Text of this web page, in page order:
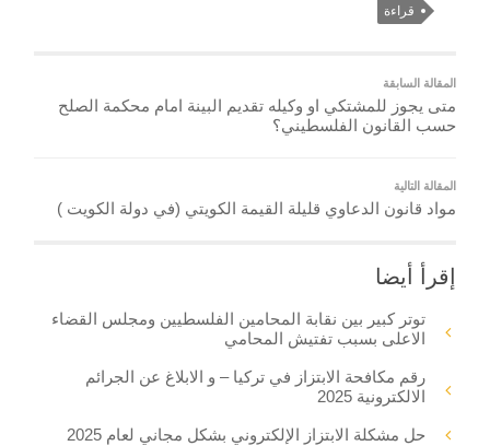
قراءة
المقالة السابقة
متى يجوز للمشتكي او وكيله تقديم البينة امام محكمة الصلح
حسب القانون الفلسطيني؟
المقالة التالية
مواد قانون الدعاوي قليلة القيمة الكويتي (في دولة الكويت )
إقرأ أيضا
توتر كبير بين نقابة المحامين الفلسطيين ومجلس القضاء
الاعلى بسبب تفتيش المحامي
رقم مكافحة الابتزاز في تركيا – و الابلاغ عن الجرائم
الالكترونية 2025
حل مشكلة الابتزاز الإلكتروني بشكل مجاني لعام 2025